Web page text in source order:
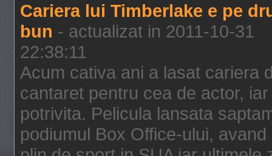
Cariera lui Timberlake e pe
bun - actualizat in 2011-10-31
22:38:11
Acum cativa ani a lasat cariera
cantaret pentru cea de actor,
potrivita. Pelicula lansata
podiumul Box Office-ului,